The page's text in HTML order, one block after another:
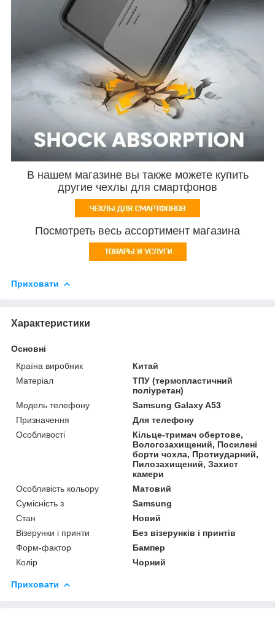
В нашем магазине вы также можете купить
другие чехлы для смартфонов
Посмотреть весь ассортимент магазина
Приховати
Характеристики
Основні
Країна виробник
Китай
Матеріал
ТПУ (термопластичний
поліуретан)
Модель телефону
Samsung Galaxy A53
Призначення
Для телефону
Особливості
Кільце-тримач обертове,
Вологозахищений, Посилені
борти чохла, Протиударний,
Пилозахищений, Захист
камери
Особливість кольору
Матовий
Сумісність з
Samsung
Стан
Новий
Візерунки і принти
Без візерунків і принтів
Форм-фактор
Бампер
Колір
Чорний
Приховати